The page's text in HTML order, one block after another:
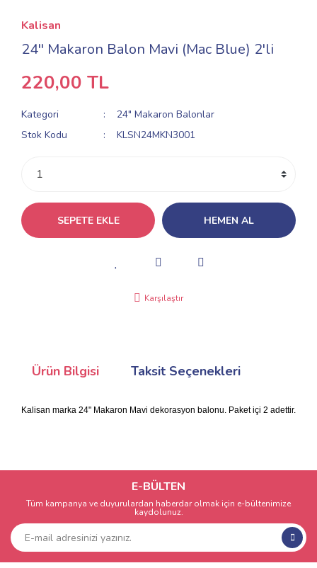
Kalisan
24'' Makaron Balon Mavi (Mac Blue) 2'li
220,00 TL
Kategori
24" Makaron Balonlar
Stok Kodu
KLSN24MKN3001
SEPETE EKLE HEMEN AL
Karşılaştır
Ürün Bilgisi Taksit Seçenekleri
Kalisan marka 24" Makaron Mavi dekorasyon balonu. Paket içi 2 adettir.
E-BÜLTEN
Tüm kampanya ve duyurulardan haberdar olmak için e-bültenimize
kaydolunuz.